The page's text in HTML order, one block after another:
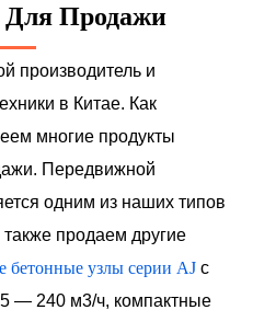
Для Продажи
производитель и
в Китае. Как
многие продукты
Передвижной
одним из наших типов
продаем другие
бетонные узлы серии AJ с
— 240 м3/ч, компактные